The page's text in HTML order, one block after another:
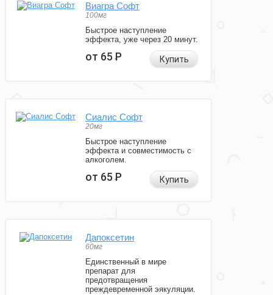
Виагра Софт
100мг
Быстрое наступление
эффекта, уже через 20 минут.
от 65Р Купить
Сиалис Софт
20мг
Быстрое наступление
эффекта и совместимость с
алкоголем.
от 65Р Купить
Дапоксетин
60мг
Единственный в мире
препарат для
предотвращения
преждевременной эякуляции.